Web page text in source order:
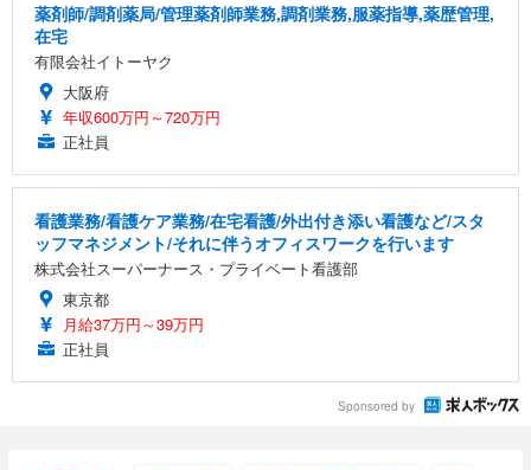
薬剤師/調剤薬局/管理薬剤師業務,調剤業務,服薬指導,薬歴管理,
在宅
有限会社イトーヤク
大阪府
年収600万円～720万円
正社員
看護業務/看護ケア業務/在宅看護/外出付き添い看護など/スタ
ッフマネジメント/それに伴うオフィスワークを行います
株式会社スーパーナース・プライベート看護部
東京都
月給37万円～39万円
正社員
Sponsored by